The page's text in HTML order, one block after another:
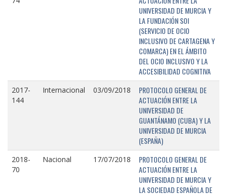
UNIVERSIDAD DE MURCIA Y
LA FUNDACIÓN SOI
(SERVICIO DE OCIO
INCLUSIVO DE CARTAGENA Y
COMARCA) EN EL ÁMBITO
DEL OCIO INCLUSIVO Y LA
ACCESIBILIDAD COGNITIVA
2017-
144
Internacional 03/09/2018
PROTOCOLO GENERAL DE
ACTUACIÓN ENTRE LA
UNIVERSIDAD DE
GUANTÁNAMO (CUBA) Y LA
UNIVERSIDAD DE MURCIA
(ESPAÑA)
2018-
70
Nacional 17/07/2018
PROTOCOLO GENERAL DE
ACTUACIÓN ENTRE LA
UNIVERSIDAD DE MURCIA Y
LA SOCIEDAD ESPAÑOLA DE